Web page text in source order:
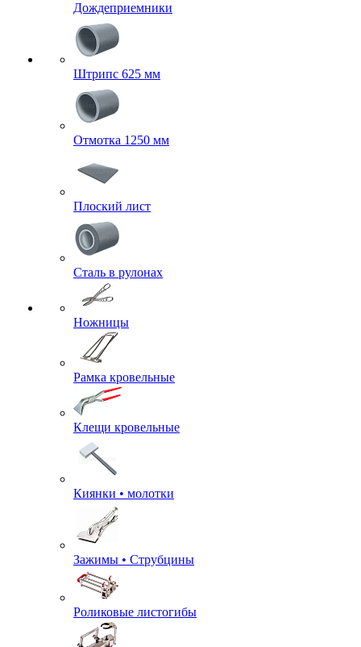
Дождеприемники
Штрипс 625 мм
Отмотка 1250 мм
Плоский лист
Сталь в рулонах
Ножницы
Рамка кровельные
Клещи кровельные
Киянки • молотки
Зажимы • Струбцины
Роликовые листогибы